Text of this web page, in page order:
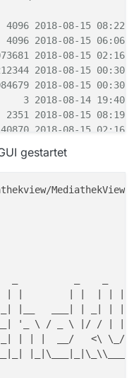
2018-08-15 08:22
2018-08-15 06:06
2018-08-15 02:16
2018-08-15 00:30
2018-08-15
2018-08-14 19:40
2018-08-15 08:19
2018-08-15 02:16
2018-08-14 19:41
2018-08-13 01:24
gestartet
| |        | |  | | |
|__   ___| | _| | |
'_ \ / _ \ |/ / | |
| | |  __/   <\ \_/ /